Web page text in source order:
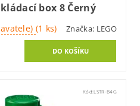
box 8 Černý
(1 ks) Značka: LEGO
Kód:LSTR-B4G